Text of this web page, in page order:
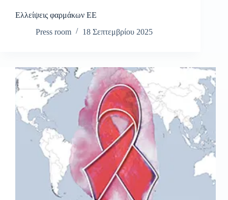
Ελλείψεις φαρμάκων EE
Press room
18 Σεπτεμβρίου 2025